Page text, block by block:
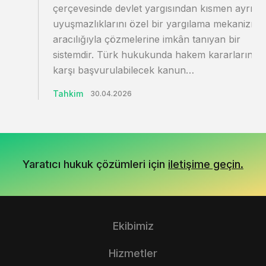
çerçevesinde devlet yargısından kısmen
uyuşmazlıklarını özel bir yargılama
aracılığıyla çözmelerine imkân tanıyan bir
sistemdir. Türk hukukunda hakem kararlarına
karşı başvurulabilecek kanun…
Tahkim 30.04.2026
Yaratıcı hukuk çözümleri için iletişime geçin.
Ekibimiz
Hizmetler